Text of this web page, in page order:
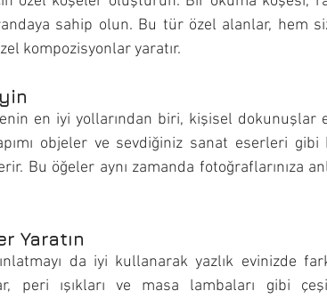
sahip olun. Bu tür özel alanlar, hem
kompozisyonlar yaratır.
en iyi yollarından biri, kişisel dokunuşlar
objeler ve sevdiğiniz sanat eserleri gibi
Bu öğeler aynı zamanda fotoğraflarınıza
Yaratın
da iyi kullanarak yazlık evinizde
peri ışıkları ve masa lambaları gibi